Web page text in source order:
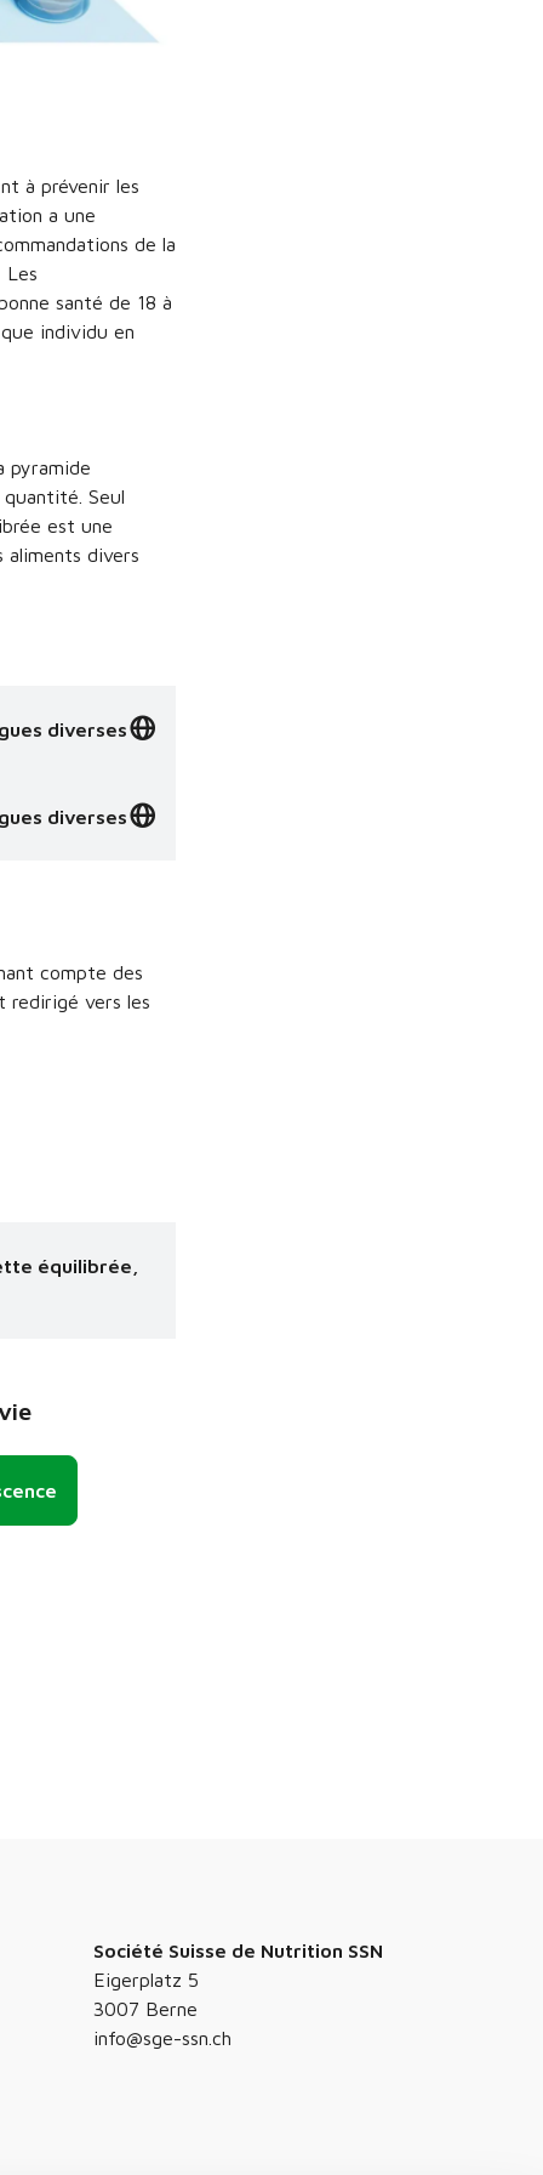
à prévenir les
a une
de la
Les
santé de 18 à
individu en
pyramide
Seul
est une
aliments divers
diverses
diverses
compte des
redirigé vers les
équilibrée,
Société Suisse de Nutrition SSN
Eigerplatz 5
3007 Berne
info@sge-ssn.ch